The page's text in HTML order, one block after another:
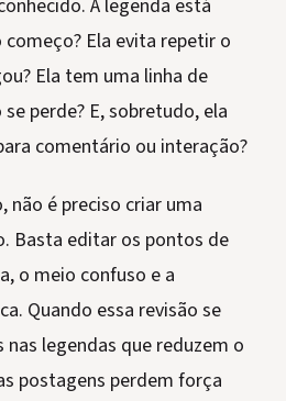
A legenda está
Ela evita repetir o
Ela tem uma linha de
perde? E, sobretudo, ela
comentário ou interação?
não é preciso criar uma
Basta editar os pontos de
o meio confuso e a
Quando essa revisão se
legendas que reduzem o
postagens perdem força